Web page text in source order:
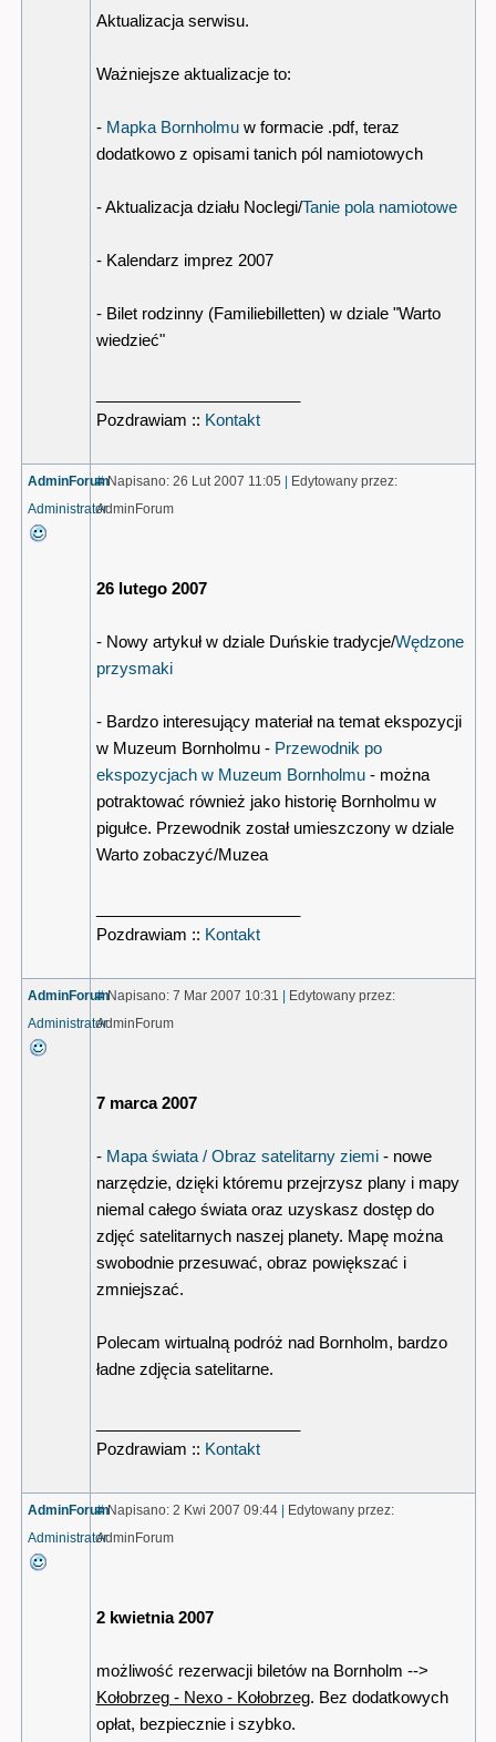
Aktualizacja serwisu.
Ważniejsze aktualizacje to:
- Mapka Bornholmuw formacie .pdf, teraz
dodatkowo z opisami tanich pól namiotowych
- Aktualizacja działu Noclegi/Tanie pola namiotowe
- Kalendarz imprez 2007
- Bilet rodzinny (Familiebilletten) w dziale "Warto
wiedzieć"
Pozdrawiam :: Kontakt
AdminForum
Administrator
#Napisano: 26 Lut 2007 11:05
Edytowany przez:
AdminForum
26 lutego 2007
- Nowy artykuł w dziale Duńskie tradycje/Wędzone
przysmaki
- Bardzo interesujący materiał na temat ekspozycji
w Muzeum Bornholmu - Przewodnik po
ekspozycjach w Muzeum Bornholmu- można
potraktować również jako historię Bornholmu w
pigułce. Przewodnik został umieszczony w dziale
Warto zobaczyć/Muzea
Pozdrawiam :: Kontakt
AdminForum
Administrator
#Napisano: 7 Mar 2007 10:31
Edytowany przez:
AdminForum
7 marca 2007
- Mapa świata / Obraz satelitarny ziemi- nowe
narzędzie, dzięki któremu przejrzysz plany i mapy
niemal całego świata oraz uzyskasz dostęp do
zdjęć satelitarnych naszej planety. Mapę można
swobodnie przesuwać, obraz powiększać i
zmniejszać.
Polecam wirtualną podróż nad Bornholm, bardzo
ładne zdjęcia satelitarne.
Pozdrawiam :: Kontakt
AdminForum
Administrator
#Napisano: 2 Kwi 2007 09:44
Edytowany przez:
AdminForum
2 kwietnia 2007
możliwość rezerwacji biletów na Bornholm -->
Kołobrzeg - Nexo - Kołobrzeg. Bez dodatkowych
opłat, bezpiecznie i szybko.